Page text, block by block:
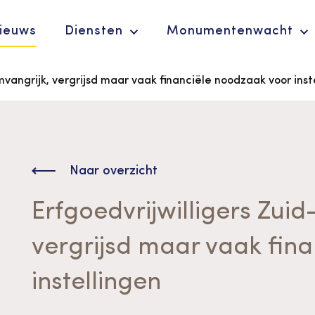
Diensten Monumentenwacht
Advies en
vergrijsd maar vaak financiële noodzaak voor
Erfgoedvrijwilligers
vergrijsd maar vaak
instellingen
Naar overzicht